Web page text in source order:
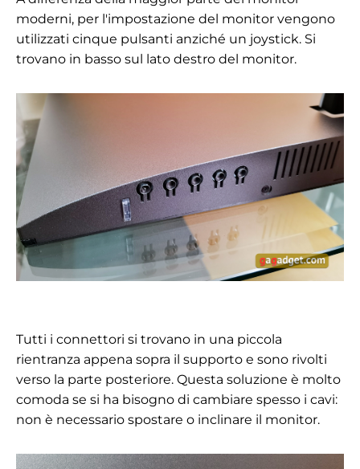
moderni, per l'impostazione del monitor vengono
utilizzati cinque pulsanti anziché un joystick. Si
trovano in basso sul lato destro del monitor.
Tutti i connettori si trovano in una piccola
rientranza appena sopra il supporto e sono rivolti
verso la parte posteriore. Questa soluzione è molto
comoda se si ha bisogno di cambiare spesso i cavi:
non è necessario spostare o inclinare il monitor.